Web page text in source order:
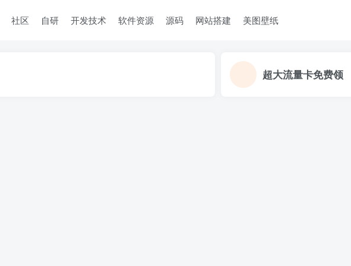
社区 自研 开发技术 软件资源 源码 网站搭建 美图壁纸
超大流量卡免费领